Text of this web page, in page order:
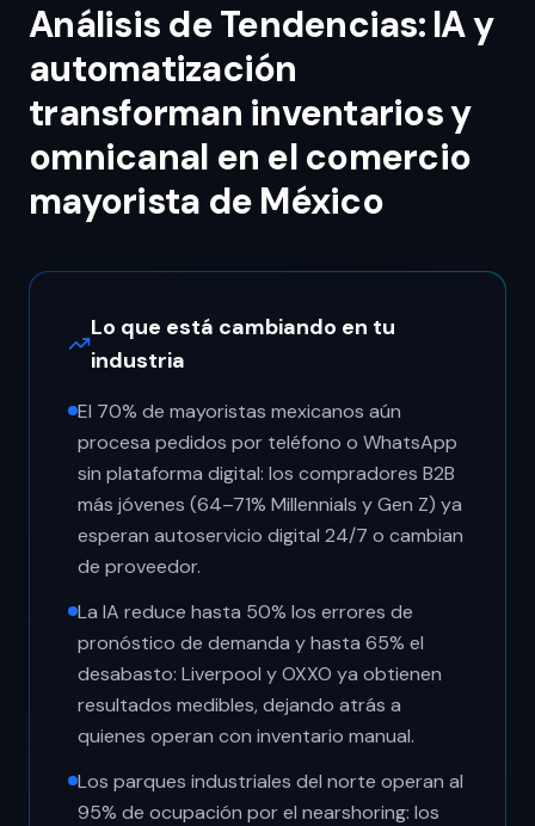
Análisis de Tendencias: IA y
automatización
transforman inventarios y
omnicanal en el comercio
mayorista de México
Lo que está cambiando en tu
industria
El 70% de mayoristas mexicanos aún
procesa pedidos por teléfono o WhatsApp
sin plataforma digital: los compradores B2B
más jóvenes (64–71% Millennials y Gen Z) ya
esperan autoservicio digital 24/7 o cambian
de proveedor.
La IA reduce hasta 50% los errores de
pronóstico de demanda y hasta 65% el
desabasto: Liverpool y OXXO ya obtienen
resultados medibles, dejando atrás a
quienes operan con inventario manual.
Los parques industriales del norte operan al
95% de ocupación por el nearshoring: los